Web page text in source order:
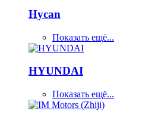
Hycan
Показать ещё...
HYUNDAI
Показать ещё...